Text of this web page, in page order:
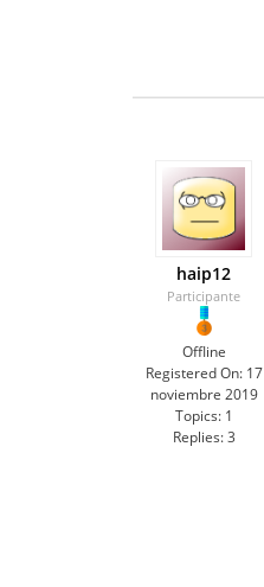
haip12
Participante
Offline
Registered On: 17
noviembre 2019
Topics: 1
Replies: 3